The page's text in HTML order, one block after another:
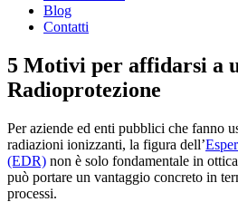
Blog
Contatti
5 Motivi per affidarsi a
Radioprotezione
Per aziende ed enti pubblici che fanno
radiazioni ionizzanti, la figura dell’
(EDR) non è solo fondamentale in
può portare un vantaggio concreto in
processi.